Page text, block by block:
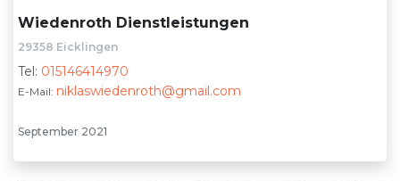
Wiedenroth Dienstleistungen
29358 Eicklingen
Tel: 015146414970
E-Mail: niklaswiedenroth@gmail.com
September 2021